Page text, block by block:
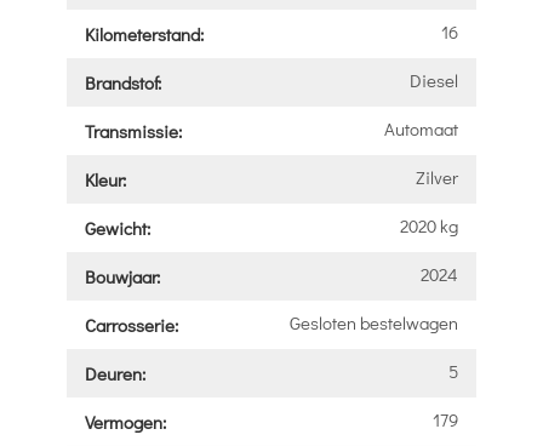
Kilometerstand: 16
Brandstof: Diesel
Transmissie: Automaat
Kleur: Zilver
Gewicht: 2020 kg
Bouwjaar: 2024
Carrosserie: Gesloten bestelwagen
Deuren: 5
Vermogen: 179